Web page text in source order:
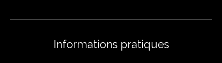
Informations pratiques